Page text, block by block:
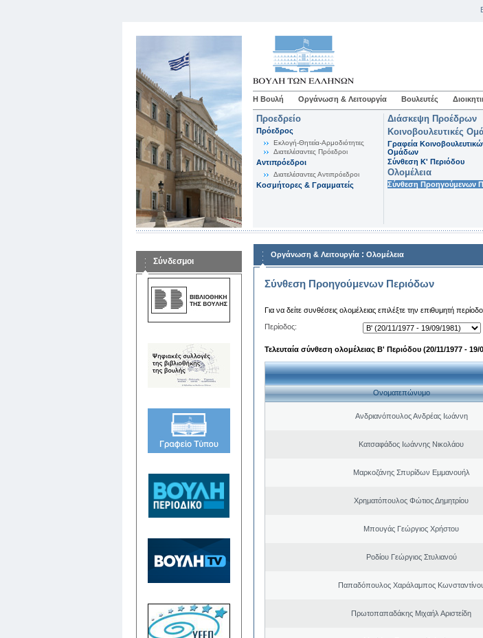
Η Βουλή Οργάνωση & Λειτουργία Βουλευτές
Προεδρείο
Πρόεδρος
Εκλογή-Θητεία-Αρμοδιότητες
Διατελέσαντες Πρόεδροι
Αντιπρόεδροι
Διατελέσαντες Αντιπρόεδροι
Κοσμήτορες & Γραμματείς
Διάσκεψη Προέδρων
Κοινοβουλευτικές
Γραφεία
Ομάδων
Σύνθεση K' Περιόδου
Ολομέλεια
Σύνθεση Προηγούμενων
Σύνδεσμοι
Οργάνωση & Λειτουργία : Ολομέλεια
Σύνθεση Προηγούμενων Περιόδων
Για να δείτε συνθέσεις ολομέλειας επιλέξτε την επιθυμητή περίοδο
Περίοδος:
Τελευταία σύνθεση ολομέλειας Β' Περιόδου (20/11/1977 - 19/
Ονοματεπώνυμο
Ανδριανόπουλος Ανδρέας Ιωάννη
Κατσαφάδος Ιωάννης Νικολάου
Μαρκοζάνης Σπυρίδων Εμμανουήλ
Χρηματόπουλος Φώτιος Δημητρίου
Μπουγάς Γεώργιος Χρήστου
Ροδίου Γεώργιος Στυλιανού
Παπαδόπουλος Χαράλαμπος
Πρωτοπαπαδάκης Μιχαήλ Αριστείδη